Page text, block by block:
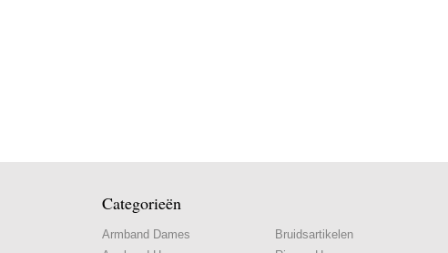
Categorieën
Armband Dames
Bruidsartikelen